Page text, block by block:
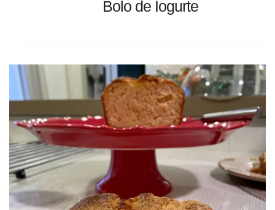
Bolo de Iogurte